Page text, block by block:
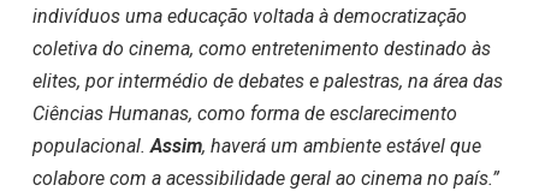
indivíduos uma educação voltada à democratização
coletiva do cinema, como entretenimento destinado às
elites, por intermédio de debates e palestras, na área das
Ciências Humanas, como forma de esclarecimento
populacional.Assim, haverá um ambiente estável que
colabore com a acessibilidade geral ao cinema no país.”